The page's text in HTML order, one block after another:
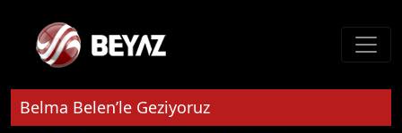
Belma Belen’le Geziyoruz